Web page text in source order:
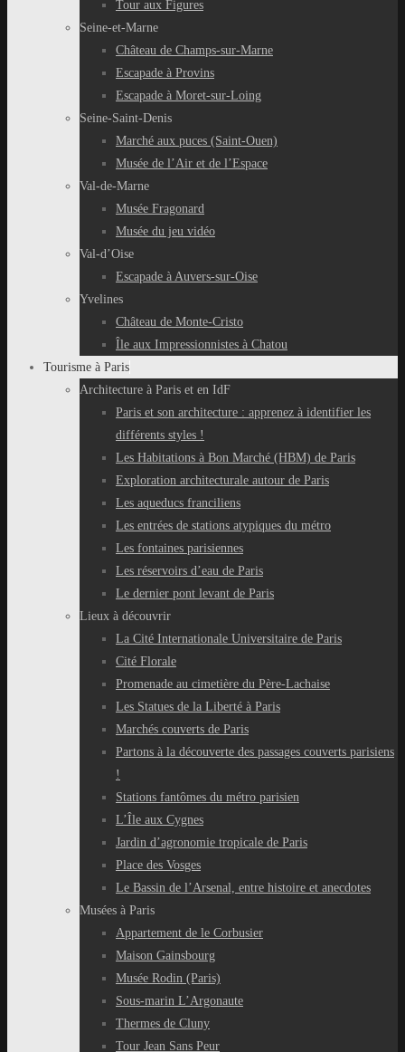
Tour aux Figures
Seine-et-Marne
Château de Champs-sur-Marne
Escapade à Provins
Escapade à Moret-sur-Loing
Seine-Saint-Denis
Marché aux puces (Saint-Ouen)
Musée de l’Air et de l’Espace
Val-de-Marne
Musée Fragonard
Musée du jeu vidéo
Val-d’Oise
Escapade à Auvers-sur-Oise
Yvelines
Château de Monte-Cristo
Île aux Impressionnistes à Chatou
Tourisme à Paris
Architecture à Paris et en IdF
Paris et son architecture : apprenez à identifier les
différents styles !
Les Habitations à Bon Marché (HBM) de Paris
Exploration architecturale autour de Paris
Les aqueducs franciliens
Les entrées de stations atypiques du métro
Les fontaines parisiennes
Les réservoirs d’eau de Paris
Le dernier pont levant de Paris
Lieux à découvrir
La Cité Internationale Universitaire de Paris
Cité Florale
Promenade au cimetière du Père-Lachaise
Les Statues de la Liberté à Paris
Marchés couverts de Paris
Partons à la découverte des passages couverts parisiens
!
Stations fantômes du métro parisien
L’Île aux Cygnes
Jardin d’agronomie tropicale de Paris
Place des Vosges
Le Bassin de l’Arsenal, entre histoire et anecdotes
Musées à Paris
Appartement de le Corbusier
Maison Gainsbourg
Musée Rodin (Paris)
Sous-marin L’Argonaute
Thermes de Cluny
Tour Jean Sans Peur